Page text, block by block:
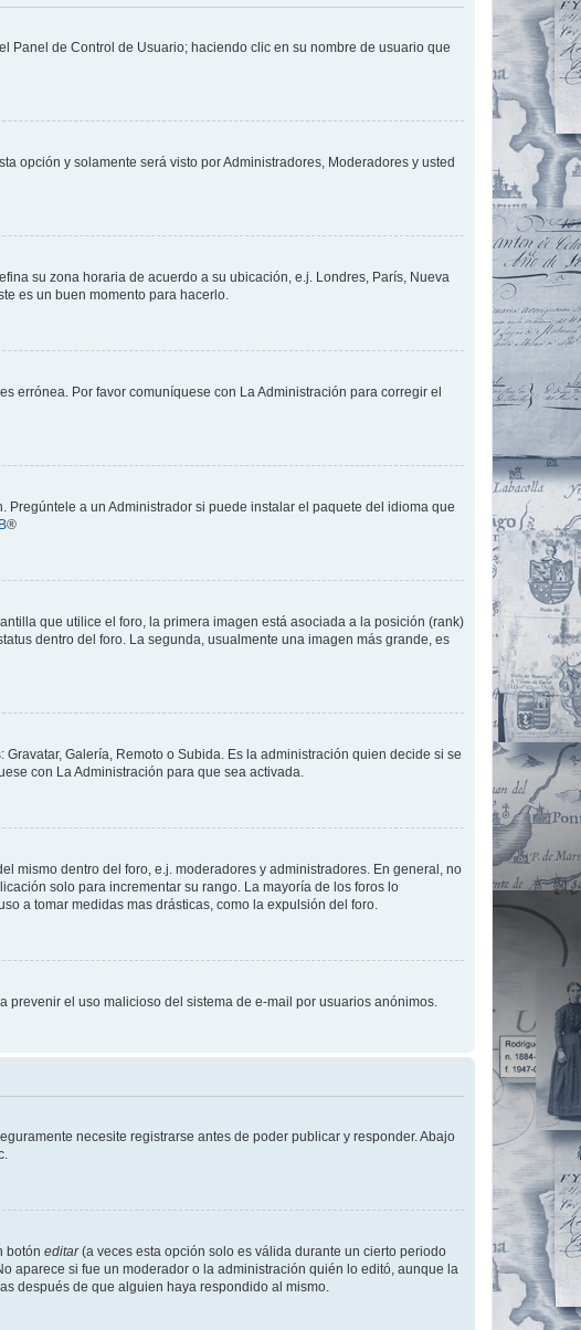
Panel de Control de Usuario; haciendo clic en su nombre de usuario que
opción y solamente será visto por Administradores, Moderadores y usted
su zona horaria de acuerdo a su ubicación, e.j. Londres, París, Nueva
es un buen momento para hacerlo.
errónea. Por favor comuníquese con La Administración para corregir el
a un Administrador si puede instalar el paquete del idioma que
®
que utilice el foro, la primera imagen está asociada a la posición (rank)
dentro del foro. La segunda, usualmente una imagen más grande, es
Galería, Remoto o Subida. Es la administración quien decide si se
con La Administración para que sea activada.
mismo dentro del foro, e.j. moderadores y administradores. En general, no
solo para incrementar su rango. La mayoría de los foros lo
a tomar medidas mas drásticas, como la expulsión del foro.
el uso malicioso del sistema de e-mail por usuarios anónimos.
necesite registrarse antes de poder publicar y responder. Abajo
botón editar(a veces esta opción solo es válida durante un cierto periodo
aparece si fue un moderador o la administración quién lo editó, aunque la
después de que alguien haya respondido al mismo.